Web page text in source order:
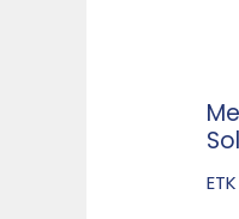
ETK